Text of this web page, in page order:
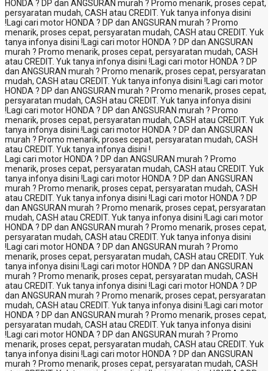
HONDA ? DP dan ANGSURAN murah ? Promo menarik, proses cepat,
persyaratan mudah, CASH atau CREDIT. Yuk tanya infonya disini
! Lagi cari motor HONDA ? DP dan ANGSURAN murah ? Promo
menarik, proses cepat, persyaratan mudah, CASH atau CREDIT. Yuk
tanya infonya disini ! Lagi cari motor HONDA ? DP dan ANGSURAN
murah ? Promo menarik, proses cepat, persyaratan mudah, CASH
atau CREDIT. Yuk tanya infonya disini ! Lagi cari motor HONDA ? DP
dan ANGSURAN murah ? Promo menarik, proses cepat, persyaratan
mudah, CASH atau CREDIT. Yuk tanya infonya disini ! Lagi cari motor
HONDA ? DP dan ANGSURAN murah ? Promo menarik, proses cepat,
persyaratan mudah, CASH atau CREDIT. Yuk tanya infonya disini
! Lagi cari motor HONDA ? DP dan ANGSURAN murah ? Promo
menarik, proses cepat, persyaratan mudah, CASH atau CREDIT. Yuk
tanya infonya disini ! Lagi cari motor HONDA ? DP dan ANGSURAN
murah ? Promo menarik, proses cepat, persyaratan mudah, CASH
atau CREDIT. Yuk tanya infonya disini !
Lagi cari motor HONDA ? DP dan ANGSURAN murah ? Promo
menarik, proses cepat, persyaratan mudah, CASH atau CREDIT. Yuk
tanya infonya disini ! Lagi cari motor HONDA ? DP dan ANGSURAN
murah ? Promo menarik, proses cepat, persyaratan mudah, CASH
atau CREDIT. Yuk tanya infonya disini ! Lagi cari motor HONDA ? DP
dan ANGSURAN murah ? Promo menarik, proses cepat, persyaratan
mudah, CASH atau CREDIT. Yuk tanya infonya disini ! Lagi cari motor
HONDA ? DP dan ANGSURAN murah ? Promo menarik, proses cepat,
persyaratan mudah, CASH atau CREDIT. Yuk tanya infonya disini
! Lagi cari motor HONDA ? DP dan ANGSURAN murah ? Promo
menarik, proses cepat, persyaratan mudah, CASH atau CREDIT. Yuk
tanya infonya disini ! Lagi cari motor HONDA ? DP dan ANGSURAN
murah ? Promo menarik, proses cepat, persyaratan mudah, CASH
atau CREDIT. Yuk tanya infonya disini ! Lagi cari motor HONDA ? DP
dan ANGSURAN murah ? Promo menarik, proses cepat, persyaratan
mudah, CASH atau CREDIT. Yuk tanya infonya disini ! Lagi cari motor
HONDA ? DP dan ANGSURAN murah ? Promo menarik, proses cepat,
persyaratan mudah, CASH atau CREDIT. Yuk tanya infonya disini
! Lagi cari motor HONDA ? DP dan ANGSURAN murah ? Promo
menarik, proses cepat, persyaratan mudah, CASH atau CREDIT. Yuk
tanya infonya disini ! Lagi cari motor HONDA ? DP dan ANGSURAN
murah ? Promo menarik, proses cepat, persyaratan mudah, CASH